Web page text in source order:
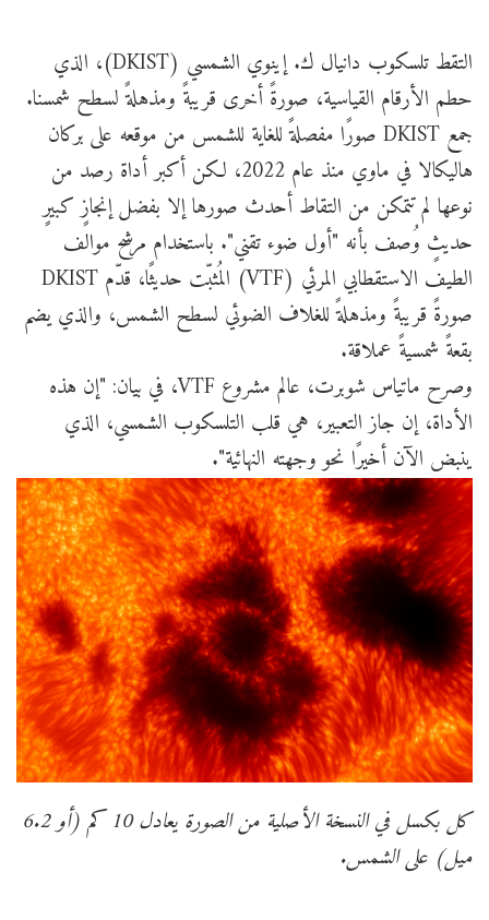
التقط تلسكوب دانيال ك. إينوي الشمسي (DKIST)، الذي
حطم الأرقام القياسية، صورةً أخرى قريبةً ومذهلةً لسطح شمسنا.
جمع DKIST صورًا مفصلةً للغاية للشمس من موقعه على بركان
هاليكالا في ماوي منذ عام 2022، لكن أكبر أداة رصد من
نوعها لم تتمكن من التقاط أحدث صورها إلا بفضل إنجازٍ كبيرٍ
حديثٍ وُصف بأنه "أول ضوء تقني". باستخدام مرشح موالف
الطيف الاستقطابي المرئي (VTF) المُثبّت حديثًا، قدّم DKIST
صورةً قريبةً ومذهلةً للغلاف الضوئي لسطح الشمس، والذي يضم
بقعةً شمسيةً عملاقة.
وصرح ماتياس شوبرت، عالم مشروع VTF، في بيان: "إن هذه
الأداة، إن جاز التعبير، هي قلب التلسكوب الشمسي، الذي
ينبض الآن أخيرًا نحو وجهته النهائية".
كل بكسل في النسخة الأصلية من الصورة يعادل 10 كم (أو 6.2
ميل) على الشمس.